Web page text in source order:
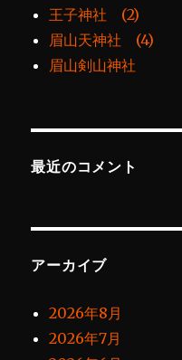
王子神社 (2)
眉山天神社 (4)
眉山剣山神社
最近のコメント
アーカイブ
2026年8月
2026年7月